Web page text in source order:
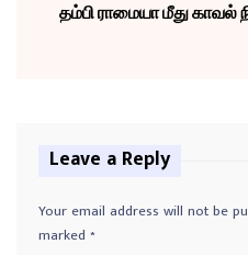
தம்பி ராமையா மீது காவல்
Leave a Reply
Your email address will not be
marked *